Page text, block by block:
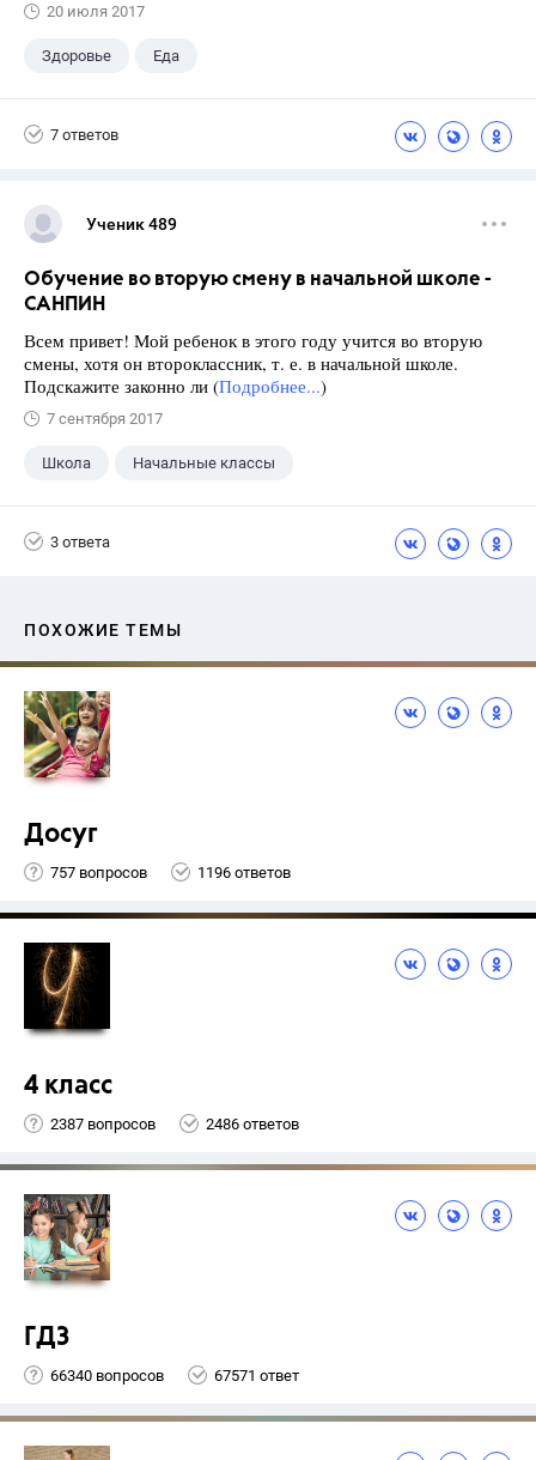
20 июля 2017
Здоровье Еда
7 ответов
Ученик 489
Обучение во вторую смену в начальной школе -
САНПИН
Всем привет! Мой ребенок в этого году учится во вторую
смены, хотя он второклассник, т. е. в начальной школе.
Подскажите законно ли (Подробнее...)
7 сентября 2017
Школа Начальные классы
3 ответа
ПОХОЖИЕ ТЕМЫ
Досуг
757 вопросов 1196 ответов
4 класс
2387 вопросов 2486 ответов
ГДЗ
66340 вопросов 67571 ответ